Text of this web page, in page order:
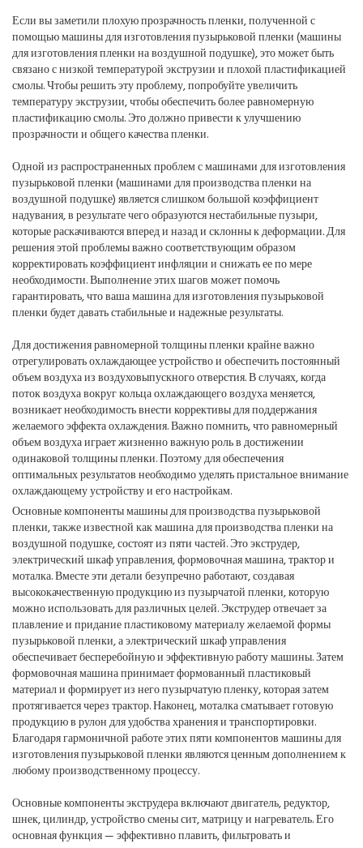
Если вы заметили плохую прозрачность пленки, полученной с
помощью машины для изготовления пузырьковой пленки (машины
для изготовления пленки на воздушной подушке), это может быть
связано с низкой температурой экструзии и плохой пластификацией
смолы. Чтобы решить эту проблему, попробуйте увеличить
температуру экструзии, чтобы обеспечить более равномерную
пластификацию смолы. Это должно привести к улучшению
прозрачности и общего качества пленки.
Одной из распространенных проблем с машинами для изготовления
пузырьковой пленки (машинами для производства пленки на
воздушной подушке) является слишком большой коэффициент
надувания, в результате чего образуются нестабильные пузыри,
которые раскачиваются вперед и назад и склонны к деформации. Для
решения этой проблемы важно соответствующим образом
корректировать коэффициент инфляции и снижать ее по мере
необходимости. Выполнение этих шагов может помочь
гарантировать, что ваша машина для изготовления пузырьковой
пленки будет давать стабильные и надежные результаты.
Для достижения равномерной толщины пленки крайне важно
отрегулировать охлаждающее устройство и обеспечить постоянный
объем воздуха из воздуховыпускного отверстия. В случаях, когда
поток воздуха вокруг кольца охлаждающего воздуха меняется,
возникает необходимость внести коррективы для поддержания
желаемого эффекта охлаждения. Важно помнить, что равномерный
объем воздуха играет жизненно важную роль в достижении
одинаковой толщины пленки. Поэтому для обеспечения
оптимальных результатов необходимо уделять пристальное внимание
охлаждающему устройству и его настройкам.
Основные компоненты машины для производства пузырьковой
пленки, также известной как машина для производства пленки на
воздушной подушке, состоят из пяти частей. Это экструдер,
электрический шкаф управления, формовочная машина, трактор и
моталка. Вместе эти детали безупречно работают, создавая
высококачественную продукцию из пузырчатой пленки, которую
можно использовать для различных целей. Экструдер отвечает за
плавление и придание пластиковому материалу желаемой формы
пузырьковой пленки, а электрический шкаф управления
обеспечивает бесперебойную и эффективную работу машины. Затем
формовочная машина принимает формованный пластиковый
материал и формирует из него пузырчатую пленку, которая затем
протягивается через трактор. Наконец, моталка сматывает готовую
продукцию в рулон для удобства хранения и транспортировки.
Благодаря гармоничной работе этих пяти компонентов машины для
изготовления пузырьковой пленки являются ценным дополнением к
любому производственному процессу.
Основные компоненты экструдера включают двигатель, редуктор,
шнек, цилиндр, устройство смены сит, матрицу и нагреватель. Его
основная функция — эффективно плавить, фильтровать и